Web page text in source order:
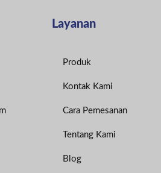
Layanan
Produk
Kontak Kami
Cara Pemesanan
Tentang Kami
Blog